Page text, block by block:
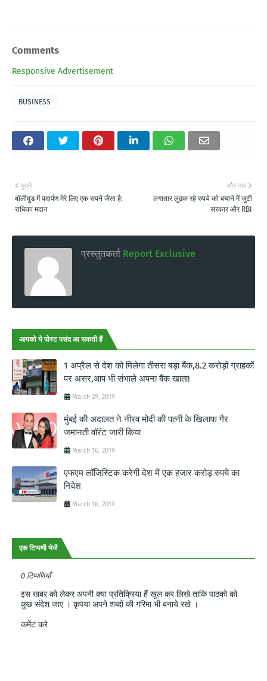
Comments
Responsive Advertisement
BUSINESS
और नया
लगातार लुढ़क रहे रुपये को बचाने में जुटी
सरकार और RBI
पुराने
बॉलीवुड में पदार्पण मेरे लिए एक सपने जैसा है:
राधिका मदान
प्रस्तुतकर्ता Report Exclusive
आपको ये पोस्ट पसंद आ सकती हैं
1 अप्रैल से देश को मिलेगा तीसरा बड़ा बैंक,8.2 करोड़ों ग्राहकों
पर असर,आप भी संभाले अपना बैंक खाता!
March 29, 2019
मुंबई की अदालत ने नीरव मोदी की पत्नी के खिलाफ गैर
जमानती वॉरंट जारी किया
March 16, 2019
एफएम लॉजिस्टिक करेगी देश में एक हजार करोड़ रुपये का
निवेश
March 16, 2019
एक टिप्पणी भेजें
0 टिप्पणियाँ
इस खबर को लेकर अपनी क्या प्रतिक्रिया हैं खुल कर लिखे ताकि पाठको को
कुछ संदेश जाए । कृपया अपने शब्दों की गरिमा भी बनाये रखे ।
कमेंट करे